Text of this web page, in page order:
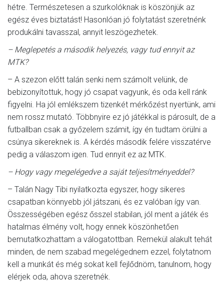
hétre. Természetesen a szurkolóknak is köszönjük az
egész éves biztatást! Hasonlóan jó folytatást szeretnénk
produkálni tavasszal, annyit leszögezhetek.
– Meglepetés a második helyezés, vagy tud ennyit az
MTK?
– A szezon előtt talán senki nem számolt velünk, de
bebizonyítottuk, hogy jó csapat vagyunk, és oda kell ránk
figyelni. Ha jól emlékszem tizenkét mérkőzést nyertünk, ami
nem rossz mutató. Többnyire ez jó játékkal is párosult, de a
futballban csak a győzelem számit, így én tudtam örülni a
csúnya sikereknek is. A kérdés második felére visszatérve
pedig a válaszom igen. Tud ennyit ez az MTK.
– Hogy vagy megelégedve a saját teljesítményeddel?
– Talán Nagy Tibi nyilatkozta egyszer, hogy sikeres
csapatban könnyebb jól játszani, és ez valóban így van.
Összességében egész ősszel stabilan, jól ment a játék és
hatalmas élmény volt, hogy ennek köszönhetően
bemutatkozhattam a válogatottban. Remekül alakult tehát
minden, de nem szabad megelégednem ezzel, folytatnom
kell a munkát és még sokat kell fejlődnöm, tanulnom, hogy
elérjek oda, ahova szeretnék.